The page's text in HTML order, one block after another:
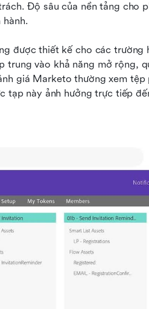
Độ sâu của nền tảng cho
được thiết kế cho các trường
trung vào khả năng mở rộng,
giá Marketo thường xem
tạp này ảnh hưởng trực tiếp